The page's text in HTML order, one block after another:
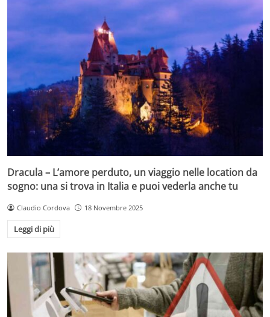
Dracula – L’amore perduto, un viaggio nelle location da
sogno: una si trova in Italia e puoi vederla anche tu
Claudio Cordova 18 Novembre 2025
Leggi di più